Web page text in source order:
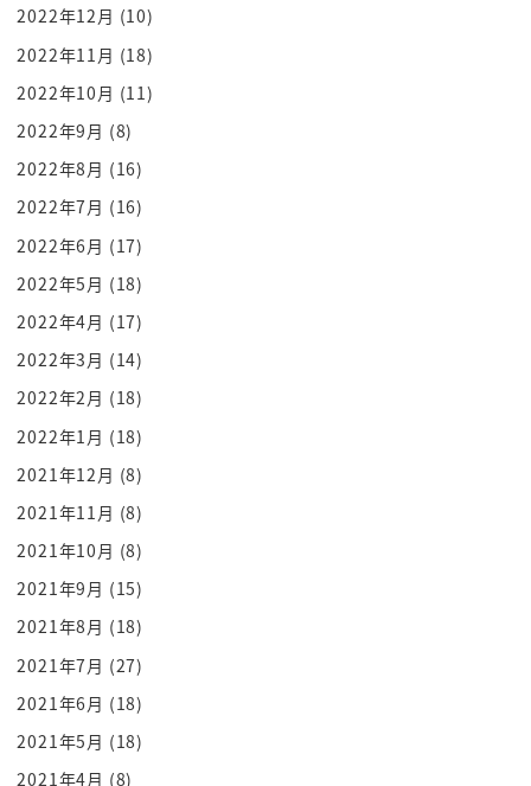
中止浸透した国づくりをしていた今までの
文化と共産党はこれ水と油なんですなぜか
協賛と言うというのはそもそも
検測的に宗教を否定している主義なんです
はいまあなルクスとかね資本論とかそう
いうところで始まるんですけれども宗教と
いうのは認めたくないとそれよくないもの
であるという立ち位置にスタートしている
共産主義っていうのがあるので基本的に
共産党と宗教っていうのは揉めるんですよ
なので中国共産党とチベットとかで揉め
がちなのはガッチリと仏教とガッチャに
経験が宗教っていうものを中心に
コミュニティをつくってきたカルチャーと
宗教そのものを認めないと ustream
で出てきたイデオロギーでからガッツリ
宗教そのものを認めるか認めないかという
ことですね
方や宗教を中心とした国づくりですから
イスラム教ここも理解してほしいのが
2022年12月 (10)
2022年11月 (18)
2022年10月 (11)
2022年9月 (8)
2022年8月 (16)
2022年7月 (16)
2022年6月 (17)
2022年5月 (18)
2022年4月 (17)
2022年3月 (14)
2022年2月 (18)
2022年1月 (18)
2021年12月 (8)
2021年11月 (8)
2021年10月 (8)
2021年9月 (15)
2021年8月 (18)
2021年7月 (27)
2021年6月 (18)
2021年5月 (18)
2021年4月 (8)